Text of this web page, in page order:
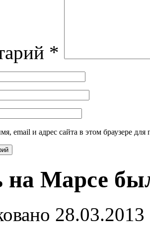
*
email и адрес сайта в этом браузере
Марсе
28.03.2013